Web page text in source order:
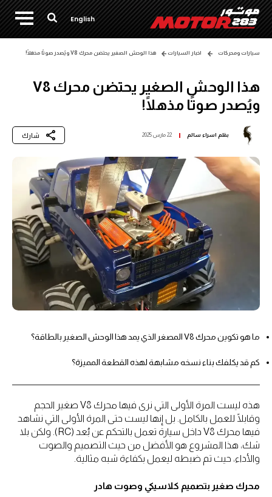
English
سيارات ومحركات اخبار السيارات هذا الوحش الصغير يحتضن محرك V8 ويُصدر صوتًا مذهلًا!
هذا الوحش الصغير يحتضن محرك V8
ويُصدر صوتًا مذهلًا!
بقلم اسراء سالم 22 مارس 2025 شارك
ما هو تكوين محرك V8 المصغر الذي يمد هذا الوحش الصغير بالطاقة؟
كم قد يكلفك بناء نسخه مشابهة لهذه القطعة المميزة؟
هذه ليست المرة الأولى التي نرى فيها محرك V8 صغير الحجم
وقابلًا للعمل بالكامل. بل إنها ليست حتى المرة الأولى التي نشاهد
فيها محرك V8 داخل سيارة تعمل بالتحكم عن بُعد (RC). ولكن بلا
شك، هذا المشروع هو الأفضل من حيث التصميم والصوت
والأداء، حيث تم ضبطه ليعمل بكفاءة شبه مثالية.
محرك صغير بتصميم كلاسيكي وصوت هادر